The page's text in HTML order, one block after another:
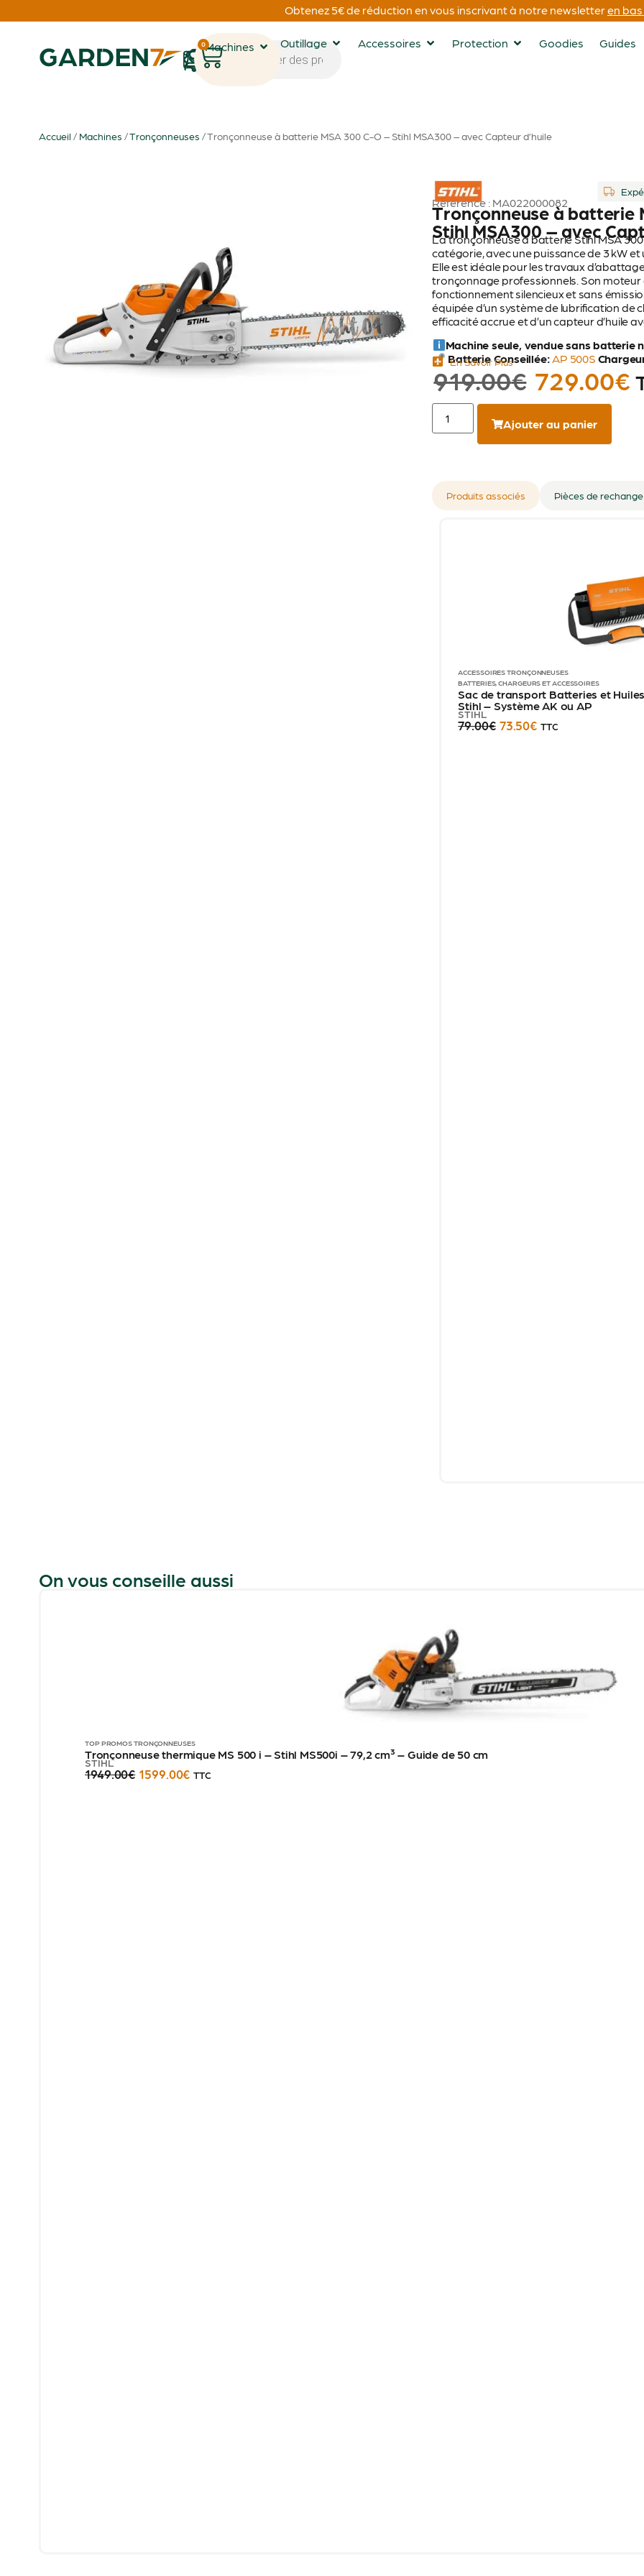
Obtenez 5€ de réduction en vous inscrivant à notre newsletteren
1
0Machines Outillage Accessoires Protection Goodies Guides
Accueil / Machines /Tronçonneuses / Tronçonneuse à batterie MSA 300 C-O – Stihl MSA300 – avec Capteur d’huile
STIHL
Référence : MA022000082
Tronçonneuse à batterie
Stihl MSA300 – avec
La tronçonneuse à batterie Stihl MSA
catégorie, avec une puissance de 3 kW et
Elle est idéale pour les travaux
tronçonnage professionnels. Son moteur
fonctionnement silencieux et sans
équipée d’un système de lubrification de
efficacité accrue et d’un capteur d’huile
Machine seule, vendue sans batterie
Batterie Conseillée:AP 500S
En Savoir Plus
919.00€ 729.00€
Ajouter au panier
Produits associés Pièces de rechange
ACCESSOIRES TRONÇONNEUSES
BATTERIES, CHARGEURS ET ACCESSOIRES
Sac de transport Batteries et
Stihl – Système AK ou AP
STIHL
79.00€ 73.50€ TTC
On vous conseille aussi
TOP PROMOSTRONÇONNEUSES
Tronçonneuse thermique MS 500 i – Stihl MS500i – 79,2 cm³ – Guide de 50 cm
STIHL
1949.00€ 1599.00€ TTC